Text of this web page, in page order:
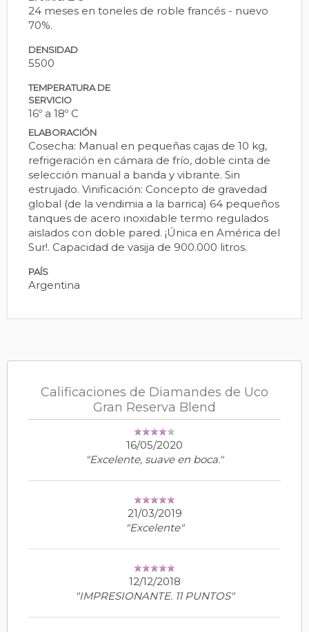
24 meses en toneles de roble francés - nuevo
70%.
DENSIDAD
5500
TEMPERATURA DE
SERVICIO
16º a 18º C
ELABORACIÓN
Cosecha: Manual en pequeñas cajas de 10 kg,
refrigeración en cámara de frío, doble cinta de
selección manual a banda y vibrante. Sin
estrujado. Vinificación: Concepto de gravedad
global (de la vendimia a la barrica) 64 pequeños
tanques de acero inoxidable termo regulados
aislados con doble pared. ¡Única en América del
Sur!. Capacidad de vasija de 900.000 litros.
PAÍS
Argentina
Calificaciones de Diamandes de Uco
Gran Reserva Blend
16/05/2020
"Excelente, suave en boca."
21/03/2019
"Excelente"
12/12/2018
"IMPRESIONANTE. 11 PUNTOS"